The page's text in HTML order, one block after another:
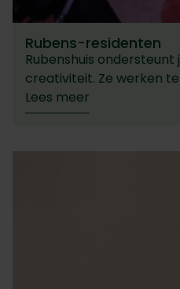
Rubens-residenten
Rubenshuis
creativiteit. Ze werken
Lees meer